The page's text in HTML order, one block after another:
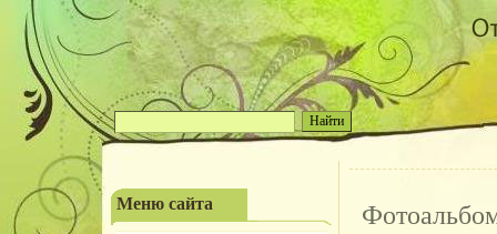
Меню сайта